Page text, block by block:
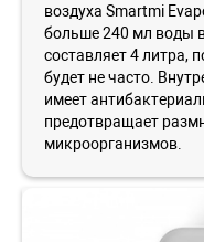
воздуха Smartmi
больше 240 мл воды
составляет 4 литра,
будет не часто.
имеет
предотвращает
микроорганизмов.